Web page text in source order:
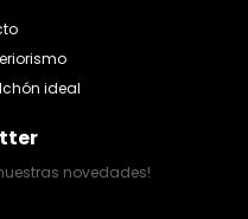
ideal
novedades!